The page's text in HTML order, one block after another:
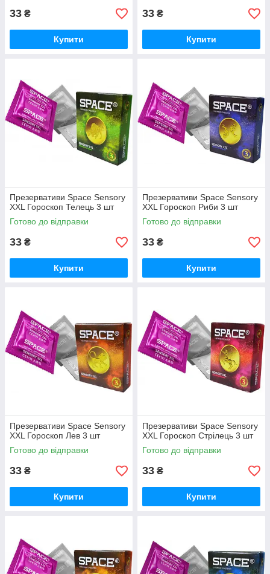
33 ₴
Купити
33 ₴
Купити
Презервативи Space Sensory
XXL Гороскоп Телець 3 шт
Готово до відправки
33 ₴
Купити
Презервативи Space Sensory
XXL Гороскоп Риби 3 шт
Готово до відправки
33 ₴
Купити
Презервативи Space Sensory
XXL Гороскоп Лев 3 шт
Готово до відправки
33 ₴
Купити
Презервативи Space Sensory
XXL Гороскоп Стрілець 3 шт
Готово до відправки
33 ₴
Купити